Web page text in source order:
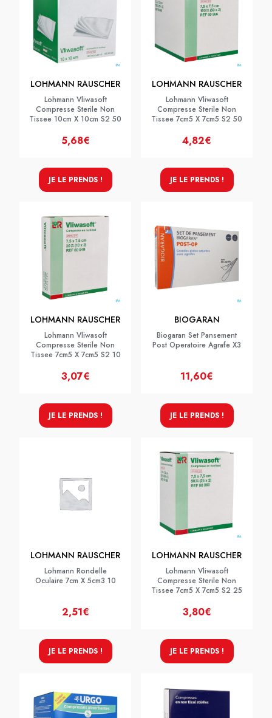
LOHMANN RAUSCHER
Lohmann Vliwasoft
Compresse Sterile Non
Tissee 10cm X 10cm S2 50
5,68€
JE LE PRENDS !
LOHMANN RAUSCHER
Lohmann Vliwasoft
Compresse Sterile Non
Tissee 7cm5 X 7cm5 S2 50
4,82€
JE LE PRENDS !
LOHMANN RAUSCHER
Lohmann Vliwasoft
Compresse Sterile Non
Tissee 7cm5 X 7cm5 S2 10
3,07€
JE LE PRENDS !
BIOGARAN
Biogaran Set Pansement
Post Operatoire Agrafe X3
11,60€
JE LE PRENDS !
LOHMANN RAUSCHER
Lohmann Rondelle
Oculaire 7cm X 5cm3 10
2,51€
JE LE PRENDS !
LOHMANN RAUSCHER
Lohmann Vliwasoft
Compresse Sterile Non
Tissee 7cm5 X 7cm5 S2 25
3,80€
JE LE PRENDS !